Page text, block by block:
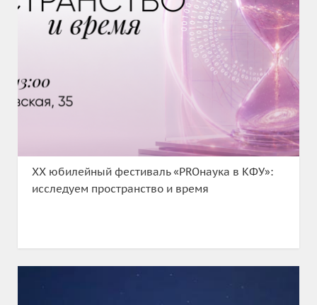
XX юбилейный фестиваль «PROнаука в КФУ»:
исследуем пространство и время